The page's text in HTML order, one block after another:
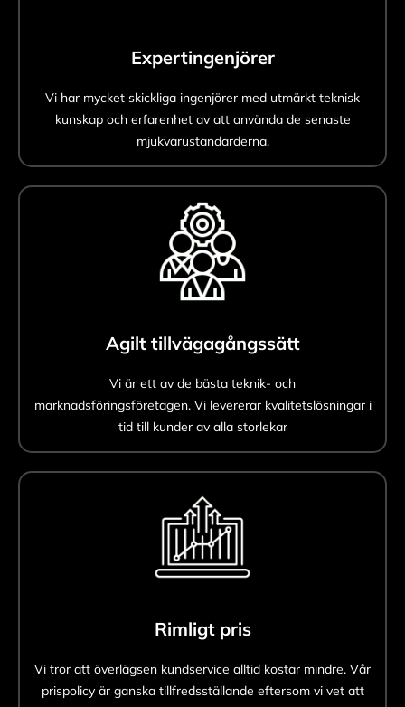
Expertingenjörer
Vi har mycket skickliga ingenjörer med utmärkt teknisk
kunskap och erfarenhet av att använda de senaste
mjukvarustandarderna.
Agilt tillvägagångssätt
Vi är ett av de bästa teknik- och
marknadsföringsföretagen. Vi levererar kvalitetslösningar i
tid till kunder av alla storlekar
Rimligt pris
Vi tror att överlägsen kundservice alltid kostar mindre. Vår
prispolicy är ganska tillfredsställande eftersom vi vet att